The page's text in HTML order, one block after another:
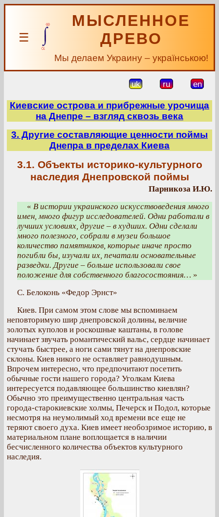
☰
МЫСЛЕННОЕ
ДРЕВО
Мы делаем Украину – українською!
uk ru en
Киевские острова и прибрежные урочища
на Днепре – взгляд сквозь века
3. Другие составляющие ценности поймы
Днепра в пределах Киева
3.1. Объекты историко-культурного
наследия Днепровской поймы
Парникоза И.Ю.
« В истории украинского искусствоведения много
имен, много фигур исследователей. Одни работали в
лучших условиях, другие – в худших. Одни сделали
много полезного, собрали в музеи большое
количество памятников, которые иначе просто
погибли бы, изучали их, печатали основательные
разведки. Другие – больше использовали свое
положение для собственного благосостояния… »
С. Белоконь «Федор Эрнст»
Киев. При самом этом слове мы вспоминаем
неповторимую шир днепровской долины, величие
золотых куполов и роскошные каштаны, в голове
начинает звучать романтический вальс, сердце начинает
стучать быстрее, а ноги сами тянут на днепровские
склоны. Киев никого не оставляет равнодушным.
Впрочем интересно, что предпочитают посетить
обычные гости нашего города? Уголкам Киева
интересуется подавляющее большинство киевлян?
Обычно это преимущественно центральная часть
города-старокиевские холмы, Печерск и Подол, которые
несмотря на неумолимый ход времени все еще ​​не
теряют своего духа. Киев имеет необозримое историю, в
материальном плане воплощается в наличии
бесчисленного количества объектов культурного
наследия.